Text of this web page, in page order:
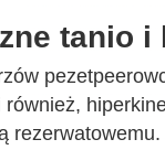
tanio i
również,